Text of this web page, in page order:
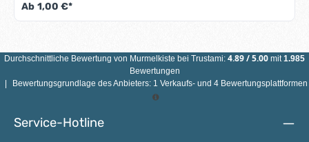
unbedenklich.Eigenschaften Motivperle 3D Bärchen:
Material: AhornholzFarbe: siehe AbbildungGröße:
VERSCHLUCKBARER KLEINTEILE NICHT FÜR KINDER UNTER
Ab 1,00 €*
Durchschnittliche Bewertung von Murmelkiste bei Trustami: 4.89/5.00 mit1.985
Bewertungen
Bewertungsgrundlage des Anbieters: 1 Verkaufs- und 4 Bewertungsplattformen
Service-Hotline